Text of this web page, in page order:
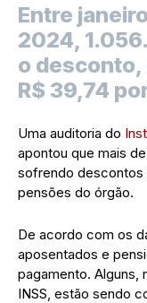
Entre
2024,
o desconto,
R$ 39,74
Uma auditoria do
apontou que mais
sofrendo descontos
pensões do órgão.
De acordo com os
aposentados e
pagamento. Alguns,
INSS, estão sendo